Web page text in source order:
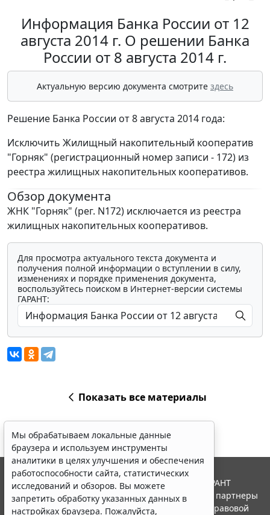
Информация Банка России от 12
августа 2014 г. О решении Банка
России от 8 августа 2014 г.
Актуальную версию документа смотрите здесь
Решение Банка России от 8 августа 2014 года:
Исключить Жилищный накопительный кооператив
"Горняк" (регистрационный номер записи - 172) из
реестра жилищных накопительных кооперативов.
Обзор документа
ЖНК "Горняк" (рег. N172) исключается из реестра
жилищных накопительных кооперативов.
Для просмотра актуального текста документа и
получения полной информации о вступлении в силу,
изменениях и порядке применения документа,
воспользуйтесь поиском в Интернет-версии системы
ГАРАНТ:
Показать все материалы
Мы обрабатываем локальные данные
браузера и используем инструменты
аналитики в целях улучшения и обеспечения
работоспособности сайта, статистических
исследований и обзоров. Вы можете
запретить обработку указанных данных в
настройках браузера. Пожалуйста,
© ООО "НПП "ГАРАНТ-СЕРВИС", 2026. Система ГАРАНТ
выпускается с 1990 года. Компания "Гарант" и ее партнеры
являются участниками Российской ассоциации правовой